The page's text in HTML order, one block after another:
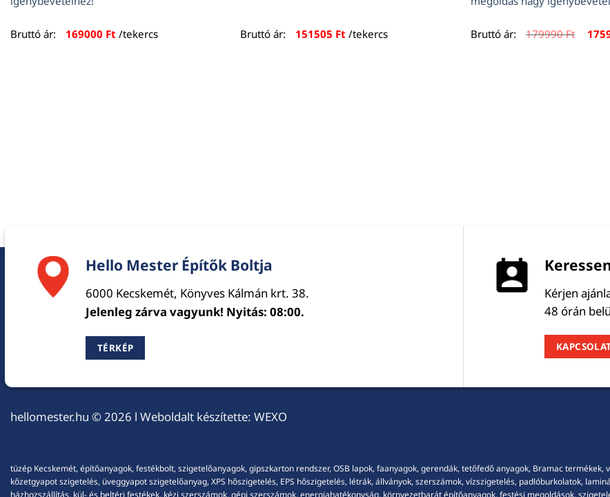
Bruttó ár: 169000 Ft /tekercs Bruttó ár: 151505 Ft /tekercs Bruttó ár: 179990Ft
Hello Mester Építők Boltja
6000 Kecskemét, Könyves Kálmán krt. 38.
Jelenleg zárva vagyunk! Nyitás: 08:00.
TÉRKÉP
Kérjen
48 órán
hellomester.hu © 2026 l Weboldalt készítette: WEXO
tüzép Kecskemét, építőanyagok, festékbolt, szigetelőanyagok, gipszkarton rendszer, OSB lapok, faanyagok, gerendák, tetőfedő anyagok, Bramac
kőzetgyapot szigetelés, üveggyapot szigetelőanyag, XPS hőszigetelés, EPS hőszigetelés, létrák, állványok, szerszámok, vízszigetelés, padlóburkolatok,
házhozszállítás, kül- és beltéri festékek, kézi szerszámok, gépi szerszámok, energiahatékonyság, környezetbarát építőanyagok, festési megoldások,